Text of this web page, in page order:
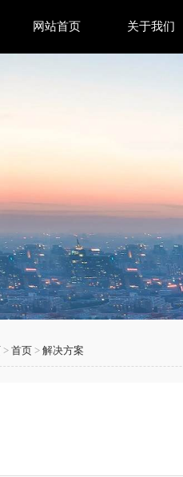
主键
网站首页 关于我们
> 首页 > 解决方案